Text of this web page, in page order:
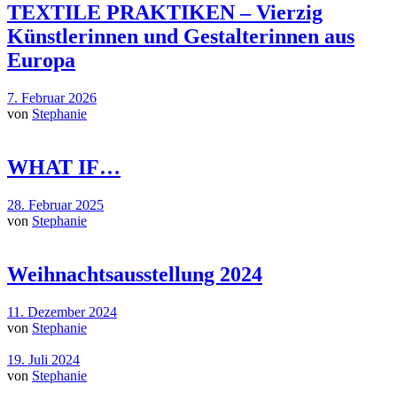
TEXTILE PRAKTIKEN – Vierzig
Künstlerinnen und Gestalterinnen aus
Europa
7. Februar 2026
von Stephanie
WHAT IF…
28. Februar 2025
von Stephanie
Weihnachtsausstellung 2024
11. Dezember 2024
von Stephanie
19. Juli 2024
von Stephanie